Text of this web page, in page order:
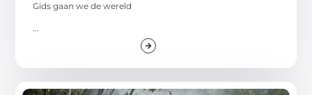
Gids gaan we de wereld
...